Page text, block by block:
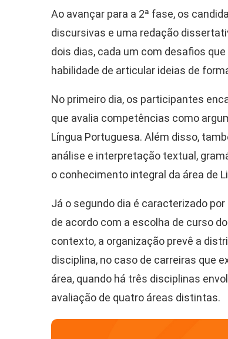
Ao avançar para a 2ª fase, os
discursivas e uma redação
dois dias, cada um com desafios
habilidade de articular ideias de
No primeiro dia, os participantes
que avalia competências como
Língua Portuguesa. Além disso,
análise e interpretação textual,
o conhecimento integral da área de
Já o segundo dia é caracterizado
de acordo com a escolha de curso
contexto, a organização prevê a
disciplina, no caso de carreiras que
área, quando há três disciplinas
avaliação de quatro áreas distintas.